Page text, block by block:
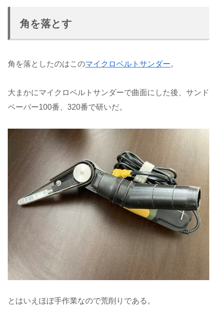
角を落とす
角を落としたのはこのマイクロベルトサンダー。
大まかにマイクロベルトサンダーで曲面にした後、サンド
ペーパー100番、320番で研いだ。
とはいえほぼ手作業なので荒削りである。